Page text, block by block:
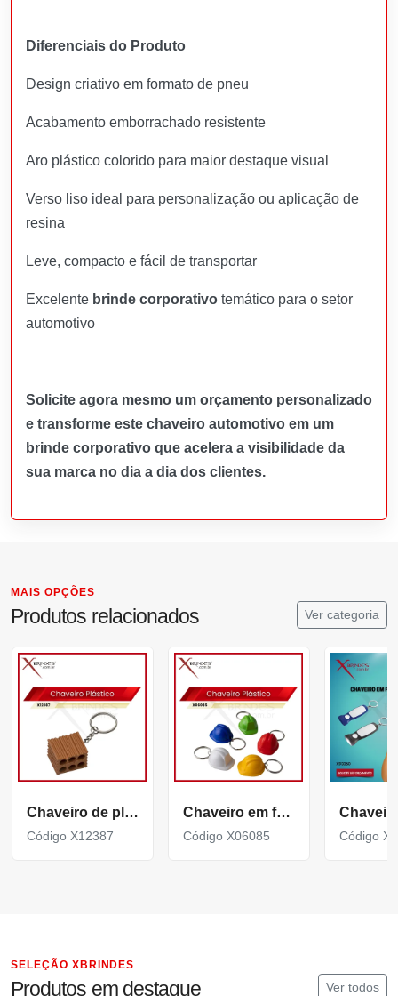
Diferenciais do Produto
Design criativo em formato de pneu
Acabamento emborrachado resistente
Aro plástico colorido para maior destaque visual
Verso liso ideal para personalização ou aplicação de
resina
Leve, compacto e fácil de transportar
Excelente brinde corporativo temático para o setor
automotivo
Solicite agora mesmo um orçamento personalizado
e transforme este chaveiro automotivo em um
brinde corporativo que acelera a visibilidade da
sua marca no dia a dia dos clientes.
MAIS OPÇÕES
Produtos relacionados Ver categoria
Chaveiro de plástico personalizável em formato de tijolo X12387
Código X12387
Chaveiro em formato de capacete de segurança X06085
Código X06085 Código
SELEÇÃO XBRINDES
Produtos em destaque Ver todos